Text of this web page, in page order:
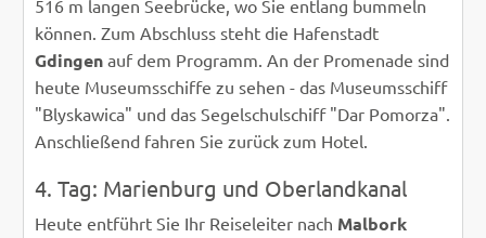
516 m langen Seebrücke, wo Sie entlang bummeln
können. Zum Abschluss steht die Hafenstadt
Gdingenauf dem Programm. An der Promenade sind
heute Museumsschiffe zu sehen - das Museumsschiff
"Blyskawica" und das Segelschulschiff "Dar Pomorza".
Anschließend fahren Sie zurück zum Hotel.
4. Tag: Marienburg und Oberlandkanal
Heute entführt Sie Ihr Reiseleiter nach Malbork